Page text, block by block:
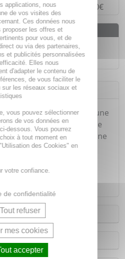
sans fraisà partir de 30€
dès55€
Chronoposten 24h*
Sport d'ALVADIEM a une
la cohésion du derme
va permettre de créer une
afin d'éviter les
liées, et l'acanthe
et stimule la
applications, nous
de vos visites des
Ces données nous
proposer les offres et
pour vous, et de
ou via des partenaires,
et publicités personnalisées
Elles nous
d'adapter le contenu de
de vous faciliter le
sur les réseaux sociaux et
vous pouvez sélectionner
de vos données en
dessous. Vous pourrez
à tout moment en
des Cookies" en
votre confiance.
de confidentialité
Tout refuser
mes cookies
accepter